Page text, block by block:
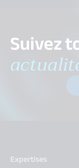
Suivez
Expertises